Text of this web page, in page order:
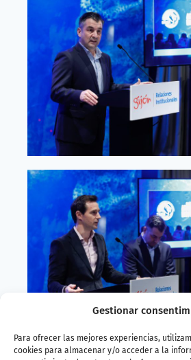
Gestionar
Para ofrecer las mejores experiencias,
cookies para almacenar y/o acceder a la